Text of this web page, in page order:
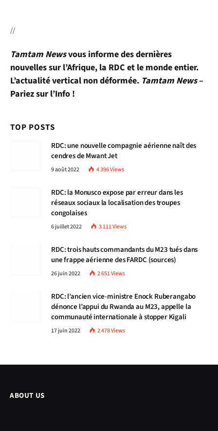
//
Tamtam Newsvous informe des dernières
nouvelles sur l’Afrique, la RDC et le monde entier.
L’actualité vertical non déformée. Tamtam News–
Pariez sur l’Info !
TOP POSTS
RDC: une nouvelle compagnie aérienne naît des
cendres de Mwant Jet
9 août 2022 4 396Views
RDC: la Monusco expose par erreur dans les
réseaux sociaux la localisation des troupes
congolaises
6 juillet 2022 3 111Views
RDC: trois hauts commandants du M23 tués dans
une frappe aérienne des FARDC (sources)
26 juin 2022 2 651Views
RDC: l’ancien vice-ministre Enock Ruberangabo
dénonce l’appui du Rwanda au M23, appelle la
communauté internationale à stopper Kigali
17 juin 2022 2 478Views
ABOUT US